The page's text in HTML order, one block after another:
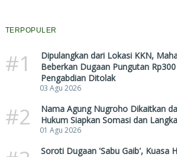
TERPOPULER
#1
Dipulangkan dari Lokasi KKN,
Beberkan Dugaan Pungutan
Pengabdian Ditolak
03 Agu 2026
#2
Nama Agung Nugroho Dikaitkan
Hukum Siapkan Somasi dan
01 Agu 2026
Soroti Dugaan 'Sabu Gaib', Kuasa